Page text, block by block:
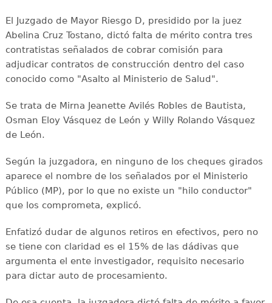
El Juzgado de Mayor Riesgo D, presidido por la juez
Abelina Cruz Tostano, dictó falta de mérito contra tres
contratistas señalados de cobrar comisión para
adjudicar contratos de construcción dentro del caso
conocido como "Asalto al Ministerio de Salud".
Se trata de Mirna Jeanette Avilés Robles de Bautista,
Osman Eloy Vásquez de León y Willy Rolando Vásquez
de León.
Según la juzgadora, en ninguno de los cheques girados
aparece el nombre de los señalados por el Ministerio
Público (MP), por lo que no existe un "hilo conductor"
que los comprometa, explicó.
Enfatizó dudar de algunos retiros en efectivos, pero no
se tiene con claridad es el 15% de las dádivas que
argumenta el ente investigador, requisito necesario
para dictar auto de procesamiento.